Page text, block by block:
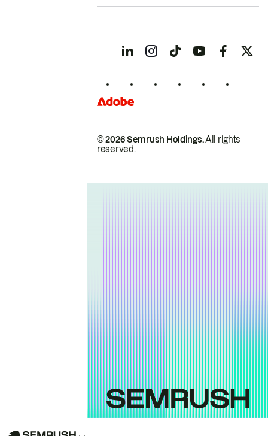
© 2026 Semrush Holdings.All rights
reserved.